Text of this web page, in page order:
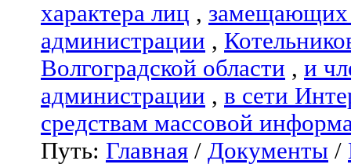
характера лиц , замещающих
администрации ,
Волгоградской области , и
администрации , в сети
средствам массовой
Путь: Главная / Документы /